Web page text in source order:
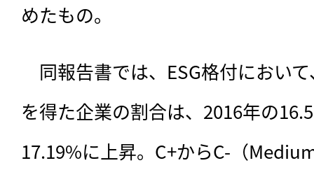
めたもの。
同報告書では、ESG格付におい
を得た企業の割合は、2016年の
17.19%に上昇。C+からC-（